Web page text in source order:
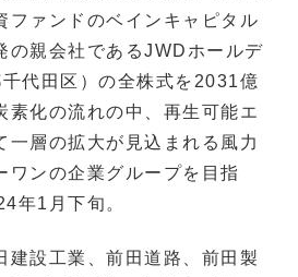
ファンドのベインキャピタル
の親会社であるJWDホールデ
代田区）の全株式を2031億
素化の流れの中、再生可能エ
一層の拡大が見込まれる風力
ワンの企業グループを目指
年1月下旬。
建設工業、前田道路、前田製